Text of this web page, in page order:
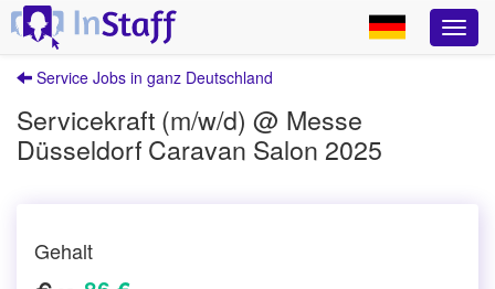
Service Jobs in ganz Deutschland
Servicekraft (m/w/d) @ Messe
Düsseldorf Caravan Salon 2025
Gehalt